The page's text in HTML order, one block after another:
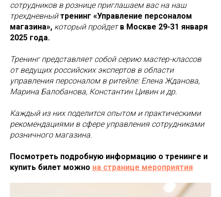
сотрудников в рознице приглашаем вас на наш
трехдневныйтренинг «Управление персоналом
магазина», который пройдетв Москве 29-31 января
2025 года.
Тренинг представляет собой серию мастер-классов
от ведущих российских экспертов в области
управления персоналом в ритейле: Елена Жданова,
Марина Балобанова, Константин Цивин и др.
Каждый из них поделится опытом и практическими
рекомендациями в сфере управления сотрудниками
розничного магазина.
Посмотреть подробную информацию о тренинге и
купить билет можно на странице мероприятия